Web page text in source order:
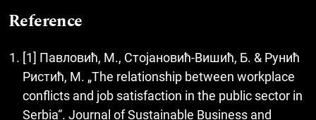
Reference
[1] Павловић, М., Стојановић-Вишић, Б. & Рунић
Ристић, М. „The relationship between workplace
conflicts and job satisfaction in the public sector in
Serbia“. Journal of Sustainable Business and